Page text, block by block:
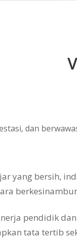
dan
yang bersih,
pendidik
tata tertib